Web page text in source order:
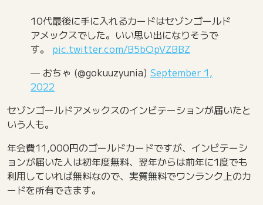
10代最後に手に入れるカードはセゾンゴールド
アメックスでした。いい思い出になりそうで
す。 pic.twitter.com/B5bOpVZBBZ
— おちゃ (@gokuuzyunia) September 1,
2022
セゾンゴールドアメックスのインビテーションが届いたと
いう人も。
年会費11,000円のゴールドカードですが、インビテーシ
ョンが届いた人は初年度無料、翌年からは前年に1度でも
利用していれば無料なので、実質無料でワンランク上のカ
ードを所有できます。